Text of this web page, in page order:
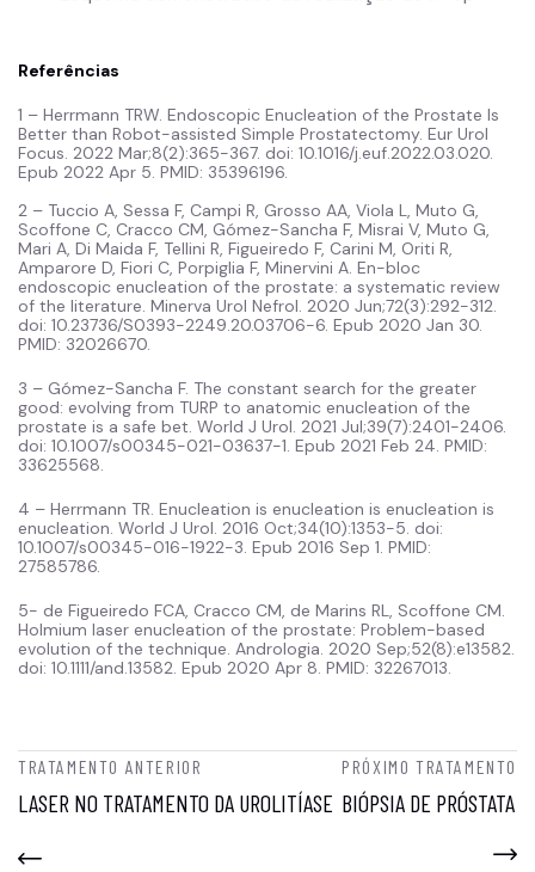
Referências
1 – Herrmann TRW. Endoscopic Enucleation of the Prostate Is
Better than Robot-assisted Simple Prostatectomy. Eur Urol
Focus. 2022 Mar;8(2):365-367. doi: 10.1016/j.euf.2022.03.020.
Epub 2022 Apr 5. PMID: 35396196.
2 – Tuccio A, Sessa F, Campi R, Grosso AA, Viola L, Muto G,
Scoffone C, Cracco CM, Gómez-Sancha F, Misrai V, Muto G,
Mari A, Di Maida F, Tellini R, Figueiredo F, Carini M, Oriti R,
Amparore D, Fiori C, Porpiglia F, Minervini A. En-bloc
endoscopic enucleation of the prostate: a systematic review
of the literature. Minerva Urol Nefrol. 2020 Jun;72(3):292-312.
doi: 10.23736/S0393-2249.20.03706-6. Epub 2020 Jan 30.
PMID: 32026670.
3 – Gómez-Sancha F. The constant search for the greater
good: evolving from TURP to anatomic enucleation of the
prostate is a safe bet. World J Urol. 2021 Jul;39(7):2401-2406.
doi: 10.1007/s00345-021-03637-1. Epub 2021 Feb 24. PMID:
33625568.
4 – Herrmann TR. Enucleation is enucleation is enucleation is
enucleation. World J Urol. 2016 Oct;34(10):1353-5. doi:
10.1007/s00345-016-1922-3. Epub 2016 Sep 1. PMID:
27585786.
5- de Figueiredo FCA, Cracco CM, de Marins RL, Scoffone CM.
Holmium laser enucleation of the prostate: Problem-based
evolution of the technique. Andrologia. 2020 Sep;52(8):e13582.
doi: 10.1111/and.13582. Epub 2020 Apr 8. PMID: 32267013.
TRATAMENTO ANTERIOR
LASER NO TRATAMENTO DA UROLITÍASE
PRÓXIMO TRATAMENTO
BIÓPSIA DE PRÓSTATA